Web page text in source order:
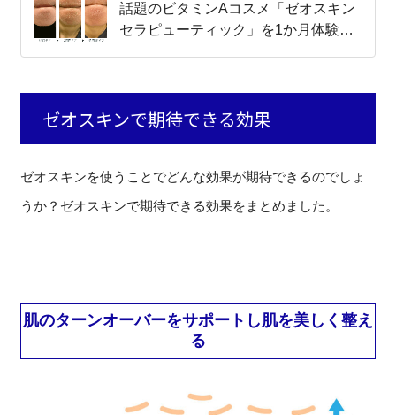
話題のビタミンAコスメ「ゼオスキン
セラピューティック」を1か月体験し
ゼオスキンで期待できる効果
ゼオスキンを使うことでどんな効果が期待できるのでしょ
うか？ゼオスキンで期待できる効果をまとめました。
肌のターンオーバーをサポートし肌を美しく整え
る